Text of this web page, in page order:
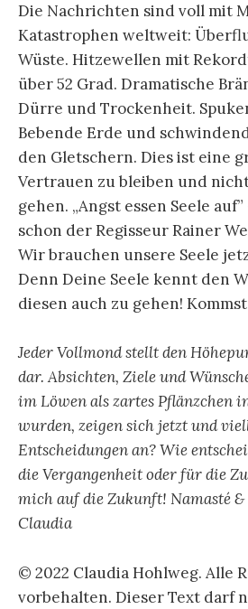
Die Nachrichten sind voll mit
Katastrophen weltweit:
Wüste. Hitzewellen mit
über 52 Grad. Dramatische
Dürre und Trockenheit.
Bebende Erde und
den Gletschern. Dies ist eine
Vertrauen zu bleiben und
gehen. „Angst essen Seele
schon der Regisseur Rainer
Wir brauchen unsere Seele
Denn Deine Seele kennt den
diesen auch zu gehen!
Jeder Vollmond stellt den
dar. Absichten, Ziele und
im Löwen als zartes Pflänzchen
wurden, zeigen sich jetzt und
Entscheidungen an? Wie
die Vergangenheit oder für die
mich auf die Zukunft! Namasté
Claudia
© 2022 Claudia Hohlweg. Alle
vorbehalten. Dieser Text darf